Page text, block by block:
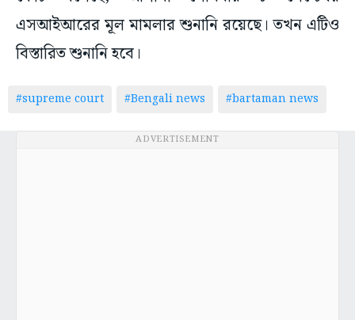
এসআইআরের মূল মামলার শুনানি রয়েছে। তখন এটিও
বিস্তারিত শুনানি হবে।
#supreme court #Bengali news #bartaman news
ADVERTISEMENT